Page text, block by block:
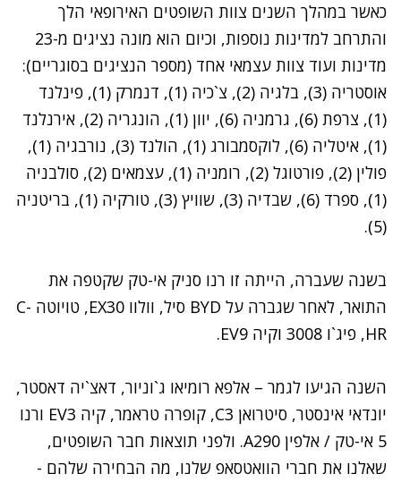
כאשר במהלך השנים צוות השופטים האירופאי הלך
והתרחב למדינות נוספות, וכיום הוא מונה נציגים מ-23
מדינות ועוד צוות עצמאי אחד (מספר הנציגים בסוגריים):
אוסטריה (3), בלגיה (2), צ`כיה (1), דנמרק (1), פינלנד
(1), צרפת (6), גרמניה (6), יוון (1), הונגריה (2), אירנלנד
(1), איטליה (6), לוקסמבורג (1), הולנד (3), נורבגיה (1),
פולין (2), פורטוגל (2), רומניה (1), עצמאים (2), סולבניה
(1), ספרד (6), שבדיה (3), שוויץ (3), טורקיה (1), בריטניה
(5).
בשנה שעברה, הייתה זו רנו סניק אי-טק שקטפה את
התואר, לאחר שגברה על BYD סיל, וולוו EX30, טויוטה C-
HR, פיג`ו 3008 וקיה EV9.
השנה הגיעו לגמר – אלפא רומיאו ג`וניור, דאצ`יה דאסטר,
יונדאי אינסטר, סיטרואן C3, קופרה טראמר, קיה EV3 ורנו
5 אי-טק / אלפין A290. ולפני תוצאות חבר השופטים,
שאלנו את חברי הוואטסאפ שלנו, מה הבחירה שלהם -